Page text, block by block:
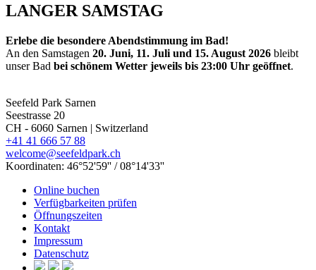
LANGER SAMSTAG
Erlebe die besondere Abendstimmung im Bad!
An den Samstagen 20. Juni, 11. Juli und 15. August 2026 bleibt
unser Bad bei schönem Wetter jeweils bis 23:00 Uhr geöffnet.
Seefeld Park Sarnen
Seestrasse 20
CH - 6060 Sarnen | Switzerland
+41 41 666 57 88
welcome@seefeldpark.ch
Koordinaten: 46°52'59'' / 08°14'33''
Online buchen
Verfügbarkeiten prüfen
Öffnungszeiten
Kontakt
Impressum
Datenschutz